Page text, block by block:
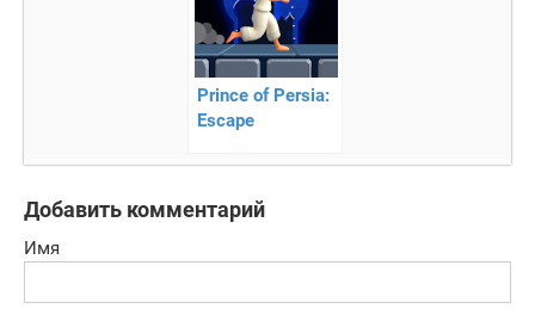
Prince of Persia:
Escape
Добавить комментарий
Имя